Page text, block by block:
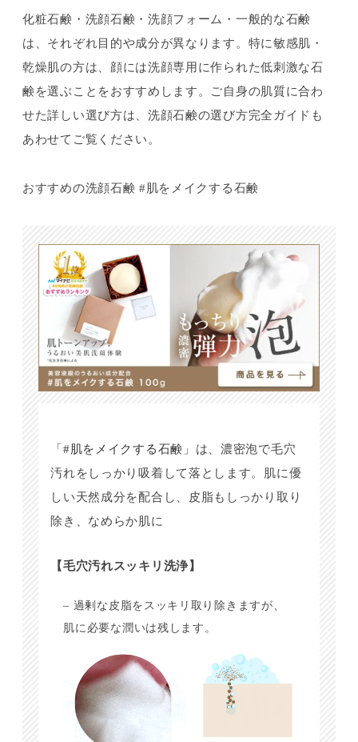
化粧石鹸・洗顔石鹸・洗顔フォーム・一般的な石鹸
は、それぞれ目的や成分が異なります。特に敏感肌・
乾燥肌の方は、顔には洗顔専用に作られた低刺激な石
鹸を選ぶことをおすすめします。ご自身の肌質に合わ
せた詳しい選び方は、洗顔石鹸の選び方完全ガイドも
あわせてご覧ください。
おすすめの洗顔石鹸 #肌をメイクする石鹸
「#肌をメイクする石鹸 」は、濃密泡で毛穴
汚れをしっかり吸着して落とします。肌に優
しい天然成分を配合し、皮脂もしっかり取り
除き、なめらか肌に
【毛穴汚れスッキリ洗浄】
– 過剰な皮脂をスッキリ取り除きますが、
肌に必要な潤いは残します。